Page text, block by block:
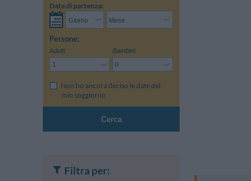
Data di partenza:
Persone:
Adulti: Bambini:
Non ho ancora deciso le date del
mio soggiorno
Cerca
Filtra per: